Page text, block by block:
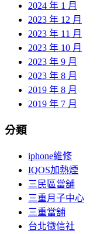
2024 年 1 月
2023 年 12 月
2023 年 11 月
2023 年 10 月
2023 年 9 月
2023 年 8 月
2019 年 8 月
2019 年 7 月
分類
iphone維修
IQOS加熱煙
三民區當舖
三重月子中心
三重當舖
台北徵信社